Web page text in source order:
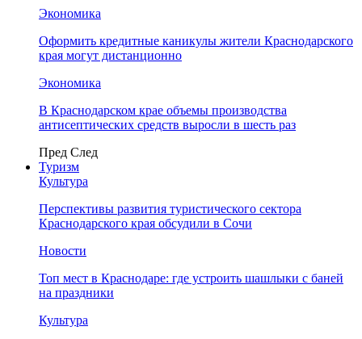
Экономика
Оформить кредитные каникулы жители Краснодарского
края могут дистанционно
Экономика
В Краснодарском крае объемы производства
антисептических средств выросли в шесть раз
Пред След
Туризм
Культура
Перспективы развития туристического сектора
Краснодарского края обсудили в Сочи
Новости
Топ мест в Краснодаре: где устроить шашлыки с баней
на праздники
Культура